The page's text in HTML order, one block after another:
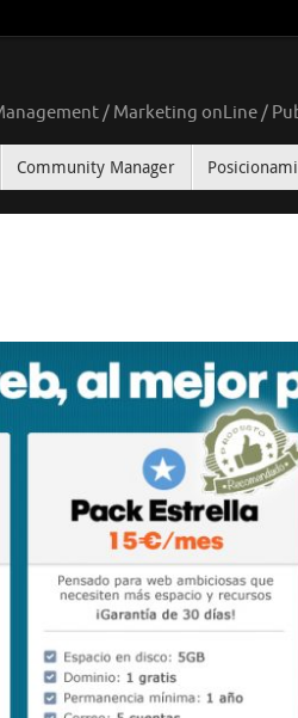
/ Marketing onLine /
Community Manager